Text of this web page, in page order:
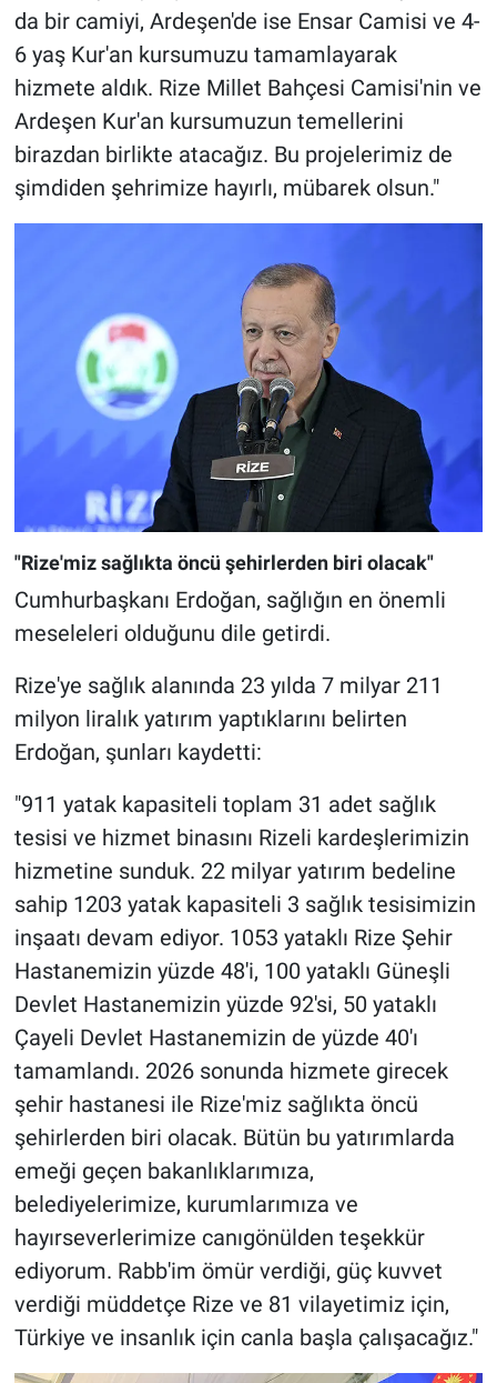
da bir camiyi, Ardeşen'de ise Ensar Camisi ve 4-
6 yaş Kur'an kursumuzu tamamlayarak
hizmete aldık. Rize Millet Bahçesi Camisi'nin ve
Ardeşen Kur'an kursumuzun temellerini
birazdan birlikte atacağız. Bu projelerimiz de
şimdiden şehrimize hayırlı, mübarek olsun."
"Rize'miz sağlıkta öncü şehirlerden biri olacak"
Cumhurbaşkanı Erdoğan, sağlığın en önemli
meseleleri olduğunu dile getirdi.
Rize'ye sağlık alanında 23 yılda 7 milyar 211
milyon liralık yatırım yaptıklarını belirten
Erdoğan, şunları kaydetti:
"911 yatak kapasiteli toplam 31 adet sağlık
tesisi ve hizmet binasını Rizeli kardeşlerimizin
hizmetine sunduk. 22 milyar yatırım bedeline
sahip 1203 yatak kapasiteli 3 sağlık tesisimizin
inşaatı devam ediyor. 1053 yataklı Rize Şehir
Hastanemizin yüzde 48'i, 100 yataklı Güneşli
Devlet Hastanemizin yüzde 92'si, 50 yataklı
Çayeli Devlet Hastanemizin de yüzde 40'ı
tamamlandı. 2026 sonunda hizmete girecek
şehir hastanesi ile Rize'miz sağlıkta öncü
şehirlerden biri olacak. Bütün bu yatırımlarda
emeği geçen bakanlıklarımıza,
belediyelerimize, kurumlarımıza ve
hayırseverlerimize canıgönülden teşekkür
ediyorum. Rabb'im ömür verdiği, güç kuvvet
verdiği müddetçe Rize ve 81 vilayetimiz için,
Türkiye ve insanlık için canla başla çalışacağız."